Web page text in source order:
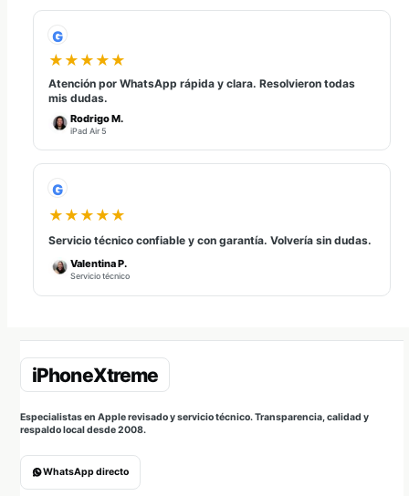
G
★★★★★
Atención por WhatsApp rápida y clara. Resolvieron todas
mis dudas.
Rodrigo M.
iPad Air 5
G
★★★★★
Servicio técnico confiable y con garantía. Volvería sin dudas.
Valentina P.
Servicio técnico
Especialistas en Apple revisado y servicio técnico. Transparencia, calidad y
respaldo local desde 2008.
WhatsApp directo